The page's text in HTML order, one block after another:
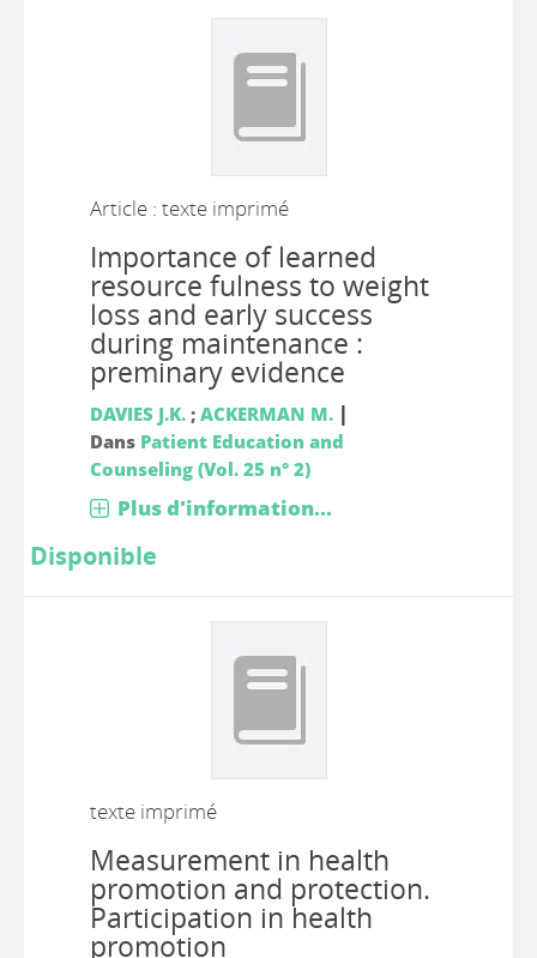
Article : texte imprimé
Importance of learned
resource fulness to weight
loss and early success
during maintenance :
preminary evidence
DAVIES J.K.; ACKERMAN M. |
Dans Patient Education and
Counseling (Vol. 25 n° 2)
Plus d'information...
Disponible
texte imprimé
Measurement in health
promotion and protection.
Participation in health
promotion